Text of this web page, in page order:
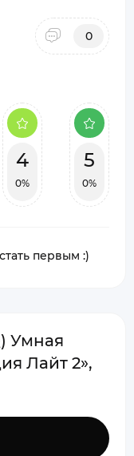
0
4
0%
5
0%
первым :)
Умная
Лайт 2»,